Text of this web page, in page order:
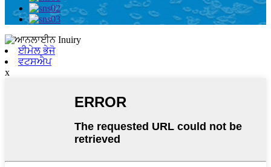
ਈਮੇਲ ਭੇਜੋ
ਵਟਸਐਪ
x